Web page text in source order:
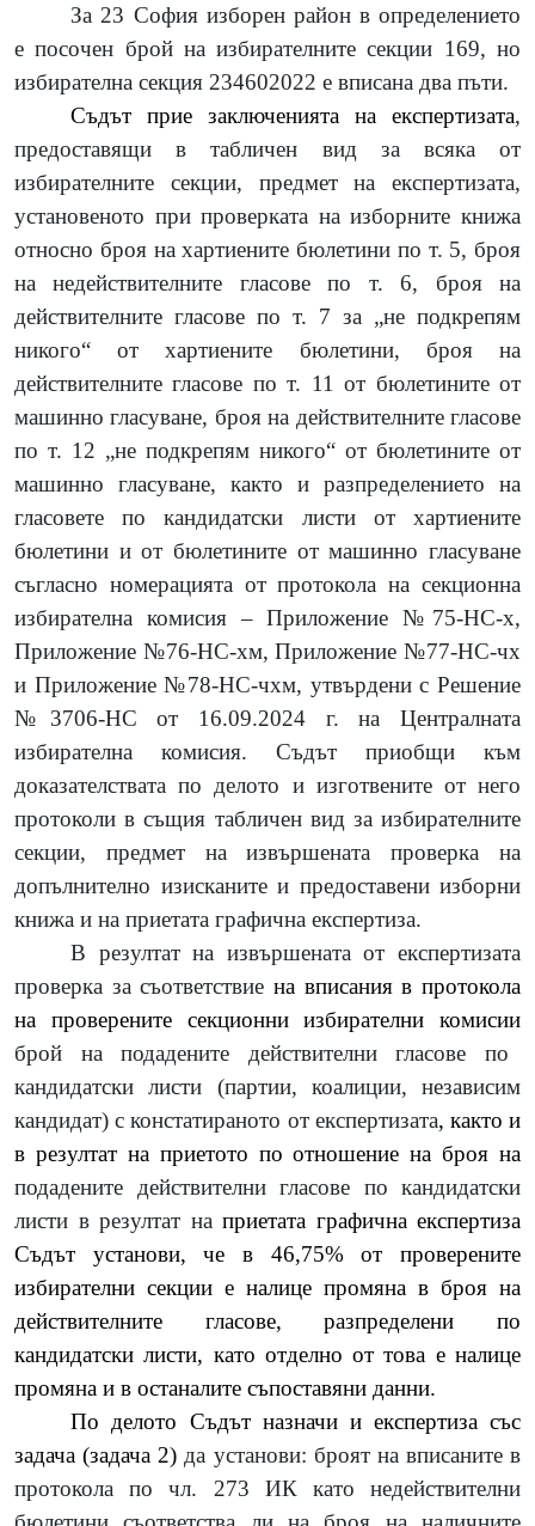
За 23 София изборен район в определението
е посочен брой на избирателните секции 169, но
избирателна секция 234602022 е вписана два пъти.
Съдът прие заключенията на експертизата,
предоставящи в табличен вид за всяка от
избирателните секции, предмет на експертизата,
установеното при проверката на изборните книжа
относно броя на хартиените бюлетини по т. 5, броя
на недействителните гласове по т. 6, броя на
действителните гласове по т. 7 за „не подкрепям
никого“ от хартиените бюлетини, броя на
действителните гласове по т. 11 от бюлетините от
машинно гласуване, броя на действителните гласове
по т. 12 „не подкрепям никого“ от бюлетините от
машинно гласуване, както и разпределението на
гласовете по кандидатски листи от хартиените
бюлетини и от бюлетините от машинно гласуване
съгласно номерацията от протокола на секционна
избирателна комисия – Приложение №75-НС-х,
Приложение №76-НС-хм, Приложение №77-НС-чх
и Приложение №78-НС-чхм, утвърдени с Решение
№3706-НС от 16.09.2024 г. на Централната
избирателна комисия. Съдът приобщи към
доказателствата по делото и изготвените от него
протоколи в същия табличен вид за избирателните
секции, предмет на извършената проверка на
допълнително изисканите и предоставени изборни
книжа и на приетата графична експертиза.
В резултат на извършената от експертизата
проверка за съответствие на вписания в протокола
на проверените секционни избирателни комисии
брой на подадените действителни гласове по
кандидатски листи (партии, коалиции, независим
кандидат) с констатираното от експертизата, както и
в резултат на приетото по отношение на броя на
подадените действителни гласове по кандидатски
листи в резултат на приетата графична експертиза
Съдът установи, че в 46,75% от проверените
избирателни секции е налице промяна в броя на
действителните гласове, разпределени по
кандидатски листи, като отделно от това е налице
промяна и в останалите съпоставяни данни.
По делото Съдът назначи и експертиза със
задача (задача 2) да установи: броят на вписаните в
протокола по чл. 273 ИК като недействителни